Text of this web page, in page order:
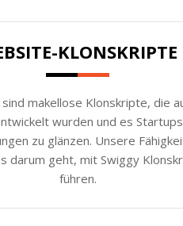
KLONSKRIPTE
makellose Klonskripte, die
wurden und es
zu glänzen. Unsere
darum geht, mit Swiggy
führen.